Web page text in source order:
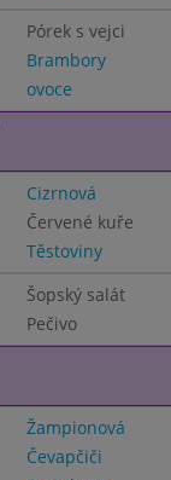
Pórek s vejci
Brambory
ovoce
Cizrnová
Červené kuře
Těstoviny
Šopský salát
Pečivo
Žampionová
Čevapčiči